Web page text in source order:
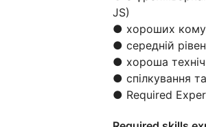
JS)
● хороших
● середній
● хороша
● спілкування
● Required